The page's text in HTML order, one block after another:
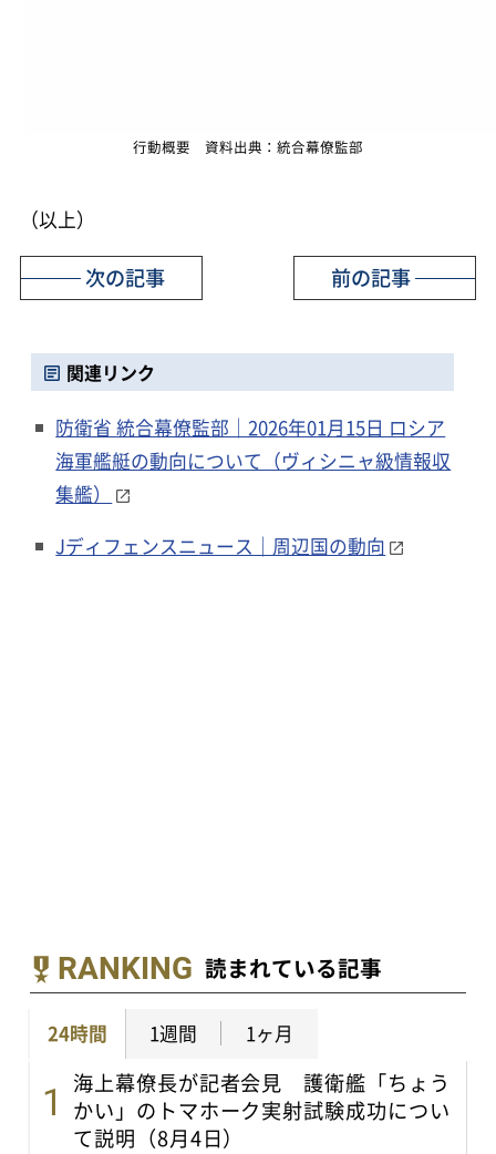
行動概要 資料出典：統合幕僚監部
（以上）
前の記事
次の記事
関連リンク
防衛省 統合幕僚監部｜2026年01月15日 ロシア
海軍艦艇の動向について（ヴィシニャ級情報収
集艦）
Jディフェンスニュース｜周辺国の動向
RANKING 読まれている記事
24時間 1週間 1ヶ月
海上幕僚長が記者会見 護衛艦「ちょう
かい」のトマホーク実射試験成功につい
て説明（8月4日）